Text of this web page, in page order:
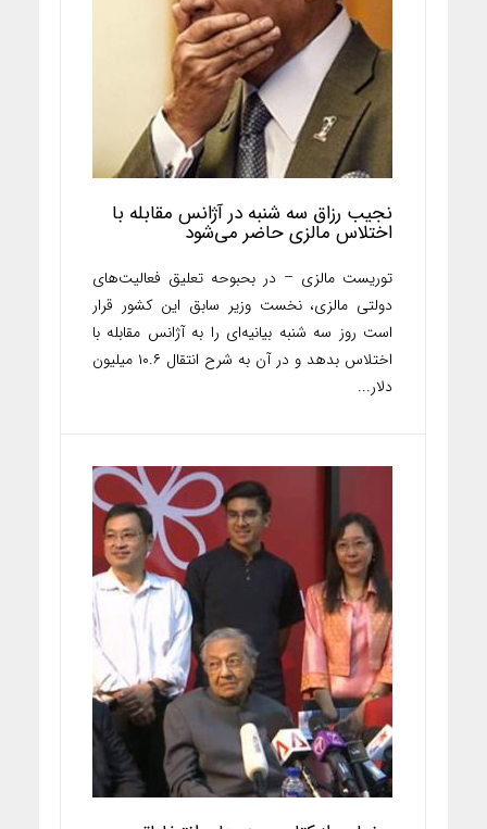
نجیب رزاق سه شنبه در آژانس مقابله با
اختلاس مالزی حاضر می‌شود
توریست مالزی – در بحبوحه تعلیق فعالیت‌های
دولتی مالزی، نخست وزیر سابق این کشور قرار
است روز سه شنبه بیانیه‌ای را به آژانس مقابله با
اختلاس بدهد و در آن به شرح انتقال ۱۰.۶ میلیون
دلار...